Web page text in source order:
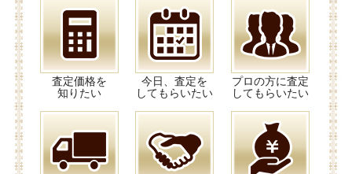
査定価格を
知りたい
今日、査定を
してもらいたい
プロの方に査定
してもらいたい